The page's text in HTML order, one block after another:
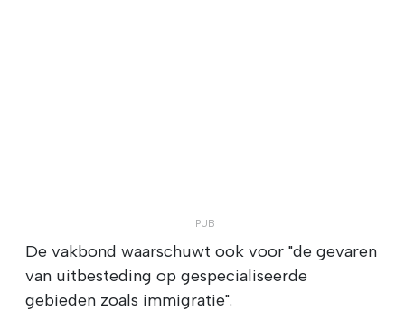
De vakbond waarschuwt ook voor "de gevaren
van uitbesteding op gespecialiseerde
gebieden zoals immigratie".